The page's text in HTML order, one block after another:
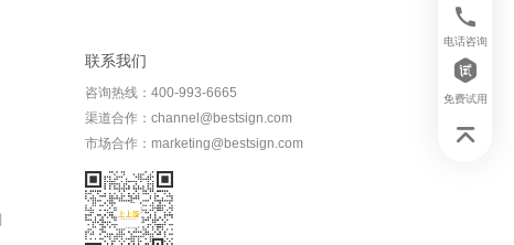
联系我们
咨询热线：400-993-6665
渠道合作：channel@bestsign.com
市场合作：marketing@bestsign.com
电话咨询
免费试用